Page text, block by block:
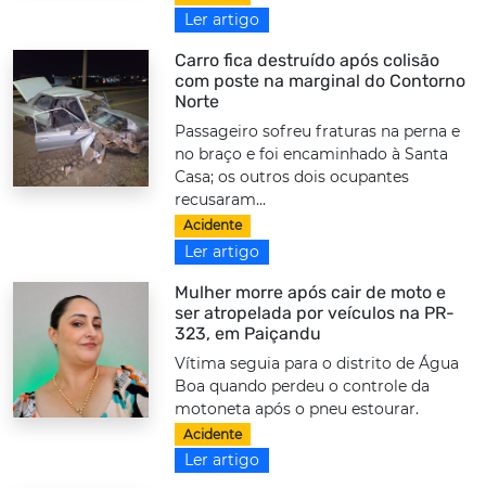
Ler artigo
Carro fica destruído após colisão
com poste na marginal do Contorno
Norte
Passageiro sofreu fraturas na perna e
no braço e foi encaminhado à Santa
Casa; os outros dois ocupantes
recusaram...
Acidente
Ler artigo
Mulher morre após cair de moto e
ser atropelada por veículos na PR-
323, em Paiçandu
Vítima seguia para o distrito de Água
Boa quando perdeu o controle da
motoneta após o pneu estourar.
Acidente
Ler artigo